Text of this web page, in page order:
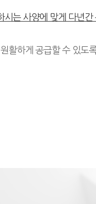
시는 사양에 맞게 다년
활하게 공급할 수 있도